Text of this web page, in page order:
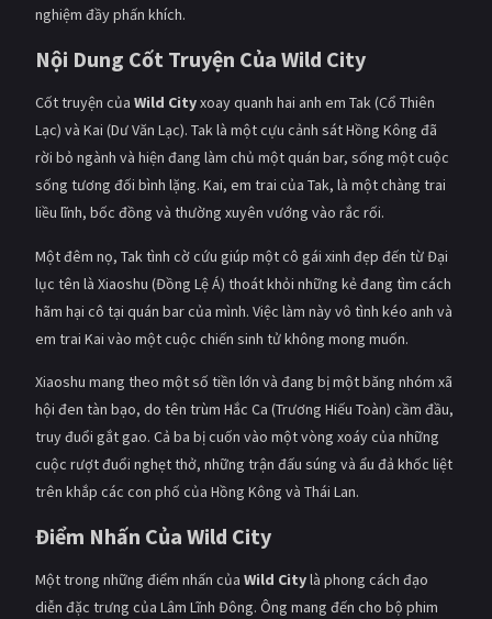
PHIM MỚI
PHIM BỘ
PHIM LẺ
PHIM CHIẾU RẠP
TUYỂN TẬP PHIM
BLOG
nghiệm đầy phấn khích.
Nội Dung Cốt Truyện Của Wild City
Cốt truyện của Wild Cityxoay quanh hai anh em Tak (Cổ Thiên
Lạc) và Kai (Dư Văn Lạc). Tak là một cựu cảnh sát Hồng Kông đã
rời bỏ ngành và hiện đang làm chủ một quán bar, sống một cuộc
sống tương đối bình lặng. Kai, em trai của Tak, là một chàng trai
liều lĩnh, bốc đồng và thường xuyên vướng vào rắc rối.
Một đêm nọ, Tak tình cờ cứu giúp một cô gái xinh đẹp đến từ Đại
lục tên là Xiaoshu (Đồng Lệ Á) thoát khỏi những kẻ đang tìm cách
hãm hại cô tại quán bar của mình. Việc làm này vô tình kéo anh và
em trai Kai vào một cuộc chiến sinh tử không mong muốn.
Xiaoshu mang theo một số tiền lớn và đang bị một băng nhóm xã
hội đen tàn bạo, do tên trùm Hắc Ca (Trương Hiếu Toàn) cầm đầu,
truy đuổi gắt gao. Cả ba bị cuốn vào một vòng xoáy của những
cuộc rượt đuổi nghẹt thở, những trận đấu súng và ẩu đả khốc liệt
trên khắp các con phố của Hồng Kông và Thái Lan.
Điểm Nhấn Của Wild City
Một trong những điểm nhấn của Wild Citylà phong cách đạo
diễn đặc trưng của Lâm Lĩnh Đông. Ông mang đến cho bộ phim